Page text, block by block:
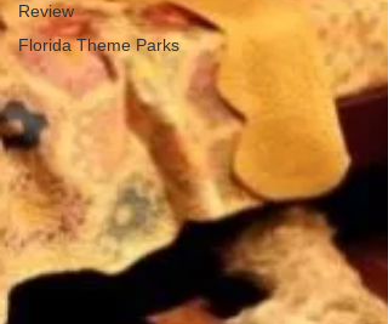
Review
Florida Theme Parks